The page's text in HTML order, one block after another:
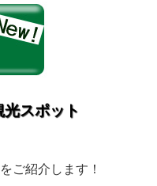
スポット
ご紹介します！